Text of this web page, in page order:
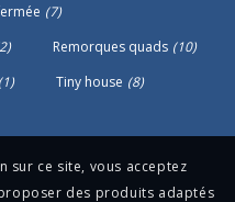
(7)
Remorques quads (10)
(1) Tiny house (8)
sur ce site, vous acceptez
des produits adaptés